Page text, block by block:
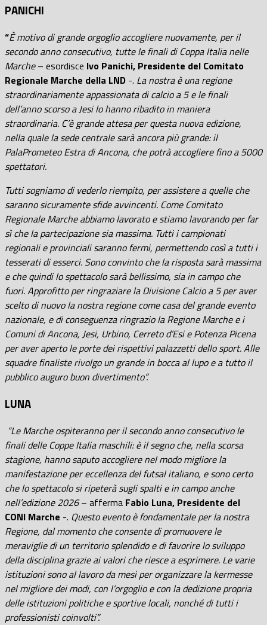
PANICHI
“È motivo di grande orgoglio accogliere nuovamente, per il
secondo anno consecutivo, tutte le finali di Coppa Italia nelle
Marche– esordisce Ivo Panichi, Presidente del Comitato
Regionale Marche della LND -. La nostra è una regione
straordinariamente appassionata di calcio a 5 e le finali
dell’anno scorso a Jesi lo hanno ribadito in maniera
straordinaria. C’è grande attesa per questa nuova edizione,
nella quale la sede centrale sarà ancora più grande: il
PalaPrometeo Estra di Ancona, che potrà accogliere fino a 5000
spettatori.
Tutti sogniamo di vederlo riempito, per assistere a quelle che
saranno sicuramente sfide avvincenti. Come Comitato
Regionale Marche abbiamo lavorato e stiamo lavorando per far
sì che la partecipazione sia massima. Tutti i campionati
regionali e provinciali saranno fermi, permettendo così a tutti i
tesserati di esserci. Sono convinto che la risposta sarà massima
e che quindi lo spettacolo sarà bellissimo, sia in campo che
fuori. Approfitto per ringraziare la Divisione Calcio a 5 per aver
scelto di nuovo la nostra regione come casa del grande evento
nazionale, e di conseguenza ringrazio la Regione Marche e i
Comuni di Ancona, Jesi, Urbino, Cerreto d’Esi e Potenza Picena
per aver aperto le porte dei rispettivi palazzetti dello sport. Alle
squadre finaliste rivolgo un grande in bocca al lupo e a tutto il
pubblico auguro buon divertimento”.
LUNA
“Le Marche ospiteranno per il secondo anno consecutivo le
finali delle Coppe Italia maschili: è il segno che, nella scorsa
stagione, hanno saputo accogliere nel modo migliore la
manifestazione per eccellenza del futsal italiano, e sono certo
che lo spettacolo si ripeterà sugli spalti e in campo anche
nell’edizione 2026– afferma Fabio Luna, Presidente del
CONI Marche -. Questo evento è fondamentale per la nostra
Regione, dal momento che consente di promuovere le
meraviglie di un territorio splendido e di favorire lo sviluppo
della disciplina grazie ai valori che riesce a esprimere. Le varie
istituzioni sono al lavoro da mesi per organizzare la kermesse
nel migliore dei modi, con l’orgoglio e con la dedizione propria
delle istituzioni politiche e sportive locali, nonché di tutti i
professionisti coinvolti”.